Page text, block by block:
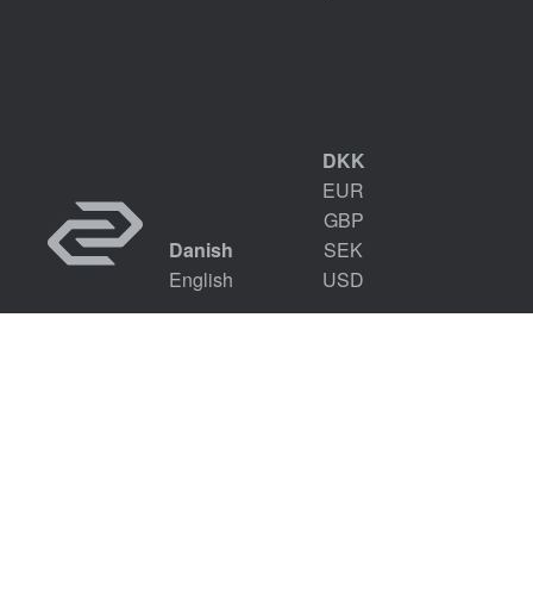
Danish
English
DKK
EUR
GBP
SEK
USD